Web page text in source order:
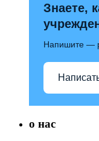
Знаете,
Напишите —
о нас